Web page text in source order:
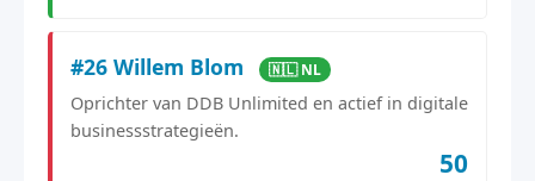
#26 Willem Blom 🇳🇱 NL
Oprichter van DDB Unlimited en actief in digitale
businessstrategieën.
50